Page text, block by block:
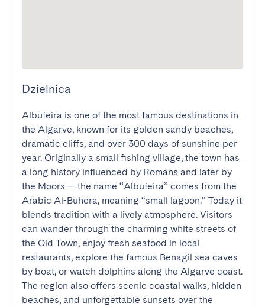
Dzielnica
Albufeira is one of the most famous destinations in
the Algarve, known for its golden sandy beaches,
dramatic cliffs, and over 300 days of sunshine per
year. Originally a small fishing village, the town has
a long history influenced by Romans and later by
the Moors — the name “Albufeira” comes from the
Arabic Al-Buhera, meaning “small lagoon.” Today it
blends tradition with a lively atmosphere. Visitors
can wander through the charming white streets of
the Old Town, enjoy fresh seafood in local
restaurants, explore the famous Benagil sea caves
by boat, or watch dolphins along the Algarve coast.
The region also offers scenic coastal walks, hidden
beaches, and unforgettable sunsets over the